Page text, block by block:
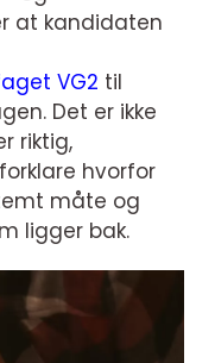
at kandidaten
VG2 til
Det er ikke
riktig,
hvorfor
måte og
ligger bak.